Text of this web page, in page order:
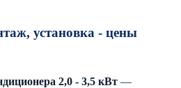
установка - цены
2,0 - 3,5 кВт —